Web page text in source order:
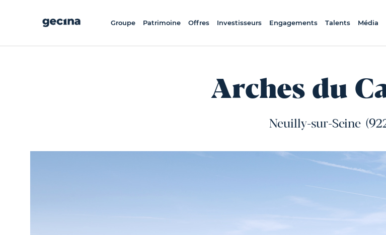
Groupe Patrimoine Offres Investisseurs Engagements Talents Média
Arches du
Neuilly-sur-Seine